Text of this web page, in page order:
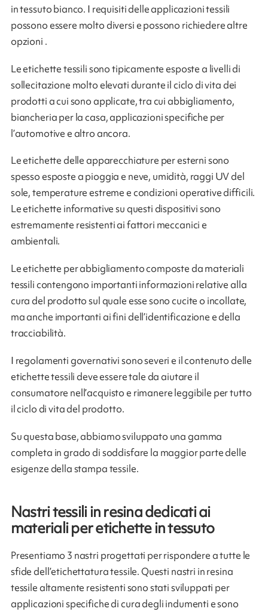
in tessuto bianco. I requisiti delle applicazioni tessili
possono essere molto diversi e possono richiedere altre
opzioni .
Le etichette tessili sono tipicamente esposte a livelli di
sollecitazione molto elevati durante il ciclo di vita dei
prodotti a cui sono applicate, tra cui abbigliamento,
biancheria per la casa, applicazioni specifiche per
l’automotive e altro ancora.
Le etichette delle apparecchiature per esterni sono
spesso esposte a pioggia e neve, umidità, raggi UV del
sole, temperature estreme e condizioni operative difficili.
Le etichette informative su questi dispositivi sono
estremamente resistenti ai fattori meccanici e
ambientali.
Le etichette per abbigliamento composte da materiali
tessili contengono importanti informazioni relative alla
cura del prodotto sul quale esse sono cucite o incollate,
ma anche importanti ai fini dell’identificazione e della
tracciabilità.
I regolamenti governativi sono severi e il contenuto delle
etichette tessili deve essere tale da aiutare il
consumatore nell’acquisto e rimanere leggibile per tutto
il ciclo di vita del prodotto.
Su questa base, abbiamo sviluppato una gamma
completa in grado di soddisfare la maggior parte delle
esigenze della stampa tessile.
Nastri tessili in resina dedicati ai
materiali per etichette in tessuto
Presentiamo 3 nastri progettati per rispondere a tutte le
sfide dell’etichettatura tessile. Questi nastri in resina
tessile altamente resistenti sono stati sviluppati per
applicazioni specifiche di cura degli indumenti e sono